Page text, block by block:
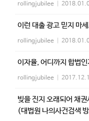
rollingjubilee
이런 대출 광고 믿지 마
rollingjubilee
이자율, 어디까지 합법
rollingjubilee
빚을 진지 오래되어 채
(대법원 나의사건검색